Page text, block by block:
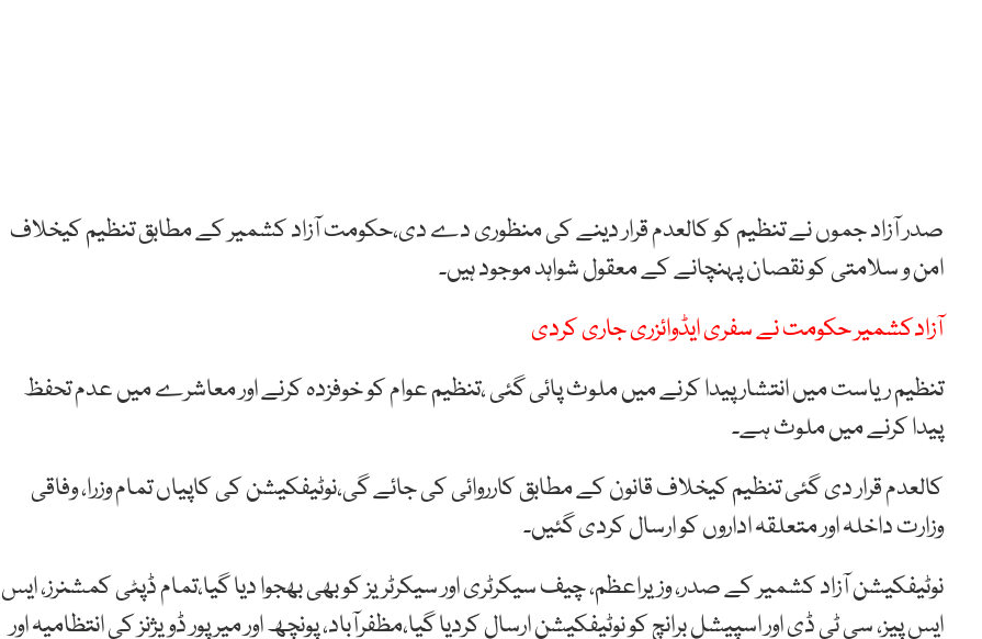
صدر آزاد جموں نے تنظیم کو کالعدم قرار دینے کی منظوری دے دی،حکومت آزاد کشمیر کے مطابق تنظیم کیخلاف
امن و سلامتی کو نقصان پہنچانے کے معقول شواہد موجود ہیں۔
آزادکشمیر حکومت نے سفری ایڈوائزری جاری کردی
تنظیم ریاست میں انتشار پیدا کرنے میں ملوث پائی گئی ،تنظیم عوام کو خوفزدہ کرنے اور معاشرے میں عدم تحفظ
پیدا کرنے میں ملوث ہے۔
کالعدم قرار دی گئی تنظیم کیخلاف قانون کے مطابق کارروائی کی جائے گی،نوٹیفکیشن کی کاپیاں تمام وزرا، وفاقی
وزارت داخلہ اور متعلقہ اداروں کو ارسال کردی گئیں۔
نوٹیفکیشن آزاد کشمیر کے صدر، وزیراعظم، چیف سیکرٹری اور سیکرٹریز کو بھی بھجوا دیا گیا،تمام ڈپٹی کمشنرز، ایس
ایس پیز، سی ٹی ڈی اور اسپیشل برانچ کو نوٹیفکیشن ارسال کردیا گیا،مظفرآباد، پونچھ اور میرپور ڈویژنز کی انتظامیہ اور